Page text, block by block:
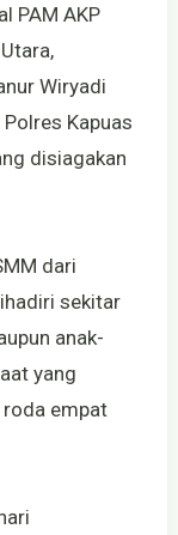
PAM AKP
Wiryadi
Kapuas
disiagakan
dari
sekitar
anak-
yang
empat